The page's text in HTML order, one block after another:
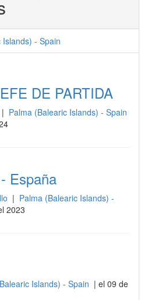
Islands) - Spain
DE PARTIDA
| Palma (Balearic Islands) - Spain
España
| Palma (Balearic Islands) -
2023
Islands) - Spain | el 09 de